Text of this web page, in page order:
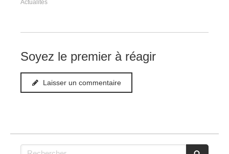
Actualités
Soyez le premier à réagir
Laisser un commentaire
Rechercher